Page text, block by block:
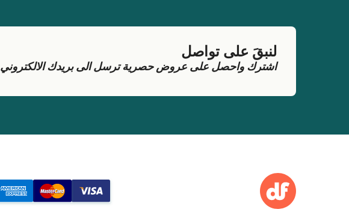
لنبقَ على تواصل
اشترك واحصل على عروض حصرية ترسل الى بريدك الالكتروني